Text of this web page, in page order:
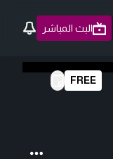
البث المباشر
FREE